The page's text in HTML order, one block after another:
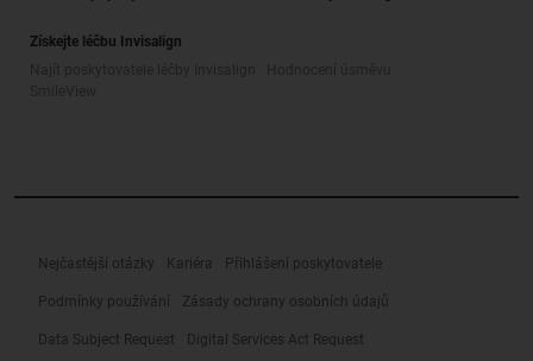
Získejte léčbu Invisalign
Nejčastější otázky Kariéra Přihlášení poskytovatele
Podmínky používání Zásady ochrany osobních údajů
Data Subject Request Digital Services Act Request